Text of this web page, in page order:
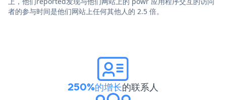
者的参与时间是他们网站上任何其他人的 2.5 倍。
250%的增长的联系人